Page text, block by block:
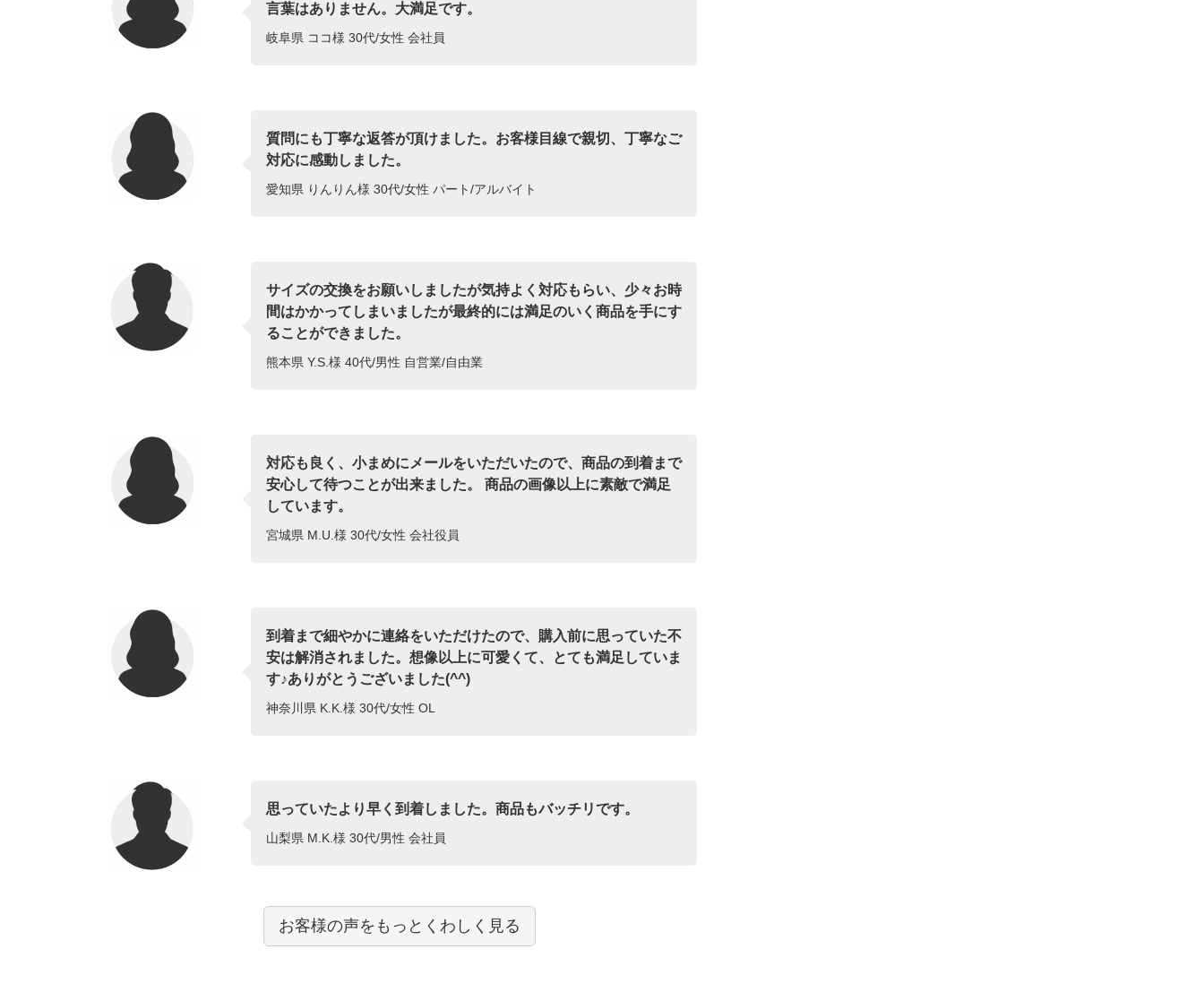
言葉はありません。大満足です。
岐阜県 ココ様 30代/女性 会社員
質問にも丁寧な返答が頂けました。お客様目線で親切、丁寧なご
対応に感動しました。
愛知県 りんりん様 30代/女性 パート/アルバイト
サイズの交換をお願いしましたが気持よく対応もらい、少々お時
間はかかってしまいましたが最終的には満足のいく商品を手にす
ることができました。
熊本県 Y.S.様 40代/男性 自営業/自由業
対応も良く、小まめにメールをいただいたので、商品の到着まで
安心して待つことが出来ました。 商品の画像以上に素敵で満足
しています。
宮城県 M.U.様 30代/女性 会社役員
到着まで細やかに連絡をいただけたので、購入前に思っていた不
安は解消されました。想像以上に可愛くて、とても満足していま
す♪ありがとうございました(^^)
神奈川県 K.K.様 30代/女性 OL
思っていたより早く到着しました。商品もバッチリです。
山梨県 M.K.様 30代/男性 会社員
お客様の声をもっとくわしく見る